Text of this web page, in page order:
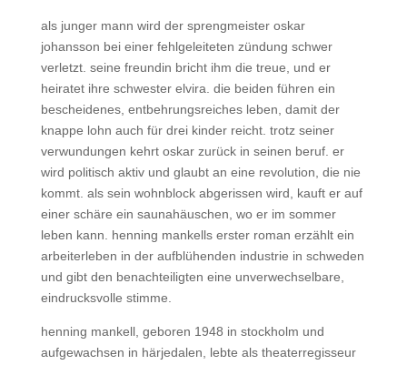
als junger mann wird der sprengmeister oskar
johansson bei einer fehlgeleiteten zündung schwer
verletzt. seine freundin bricht ihm die treue, und er
heiratet ihre schwester elvira. die beiden führen ein
bescheidenes, entbehrungsreiches leben, damit der
knappe lohn auch für drei kinder reicht. trotz seiner
verwundungen kehrt oskar zurück in seinen beruf. er
wird politisch aktiv und glaubt an eine revolution, die nie
kommt. als sein wohnblock abgerissen wird, kauft er auf
einer schäre ein saunahäuschen, wo er im sommer
leben kann. henning mankells erster roman erzählt ein
arbeiterleben in der aufblühenden industrie in schweden
und gibt den benachteiligten eine unverwechselbare,
eindrucksvolle stimme.
henning mankell, geboren 1948 in stockholm und
aufgewachsen in härjedalen, lebte als theaterregisseur